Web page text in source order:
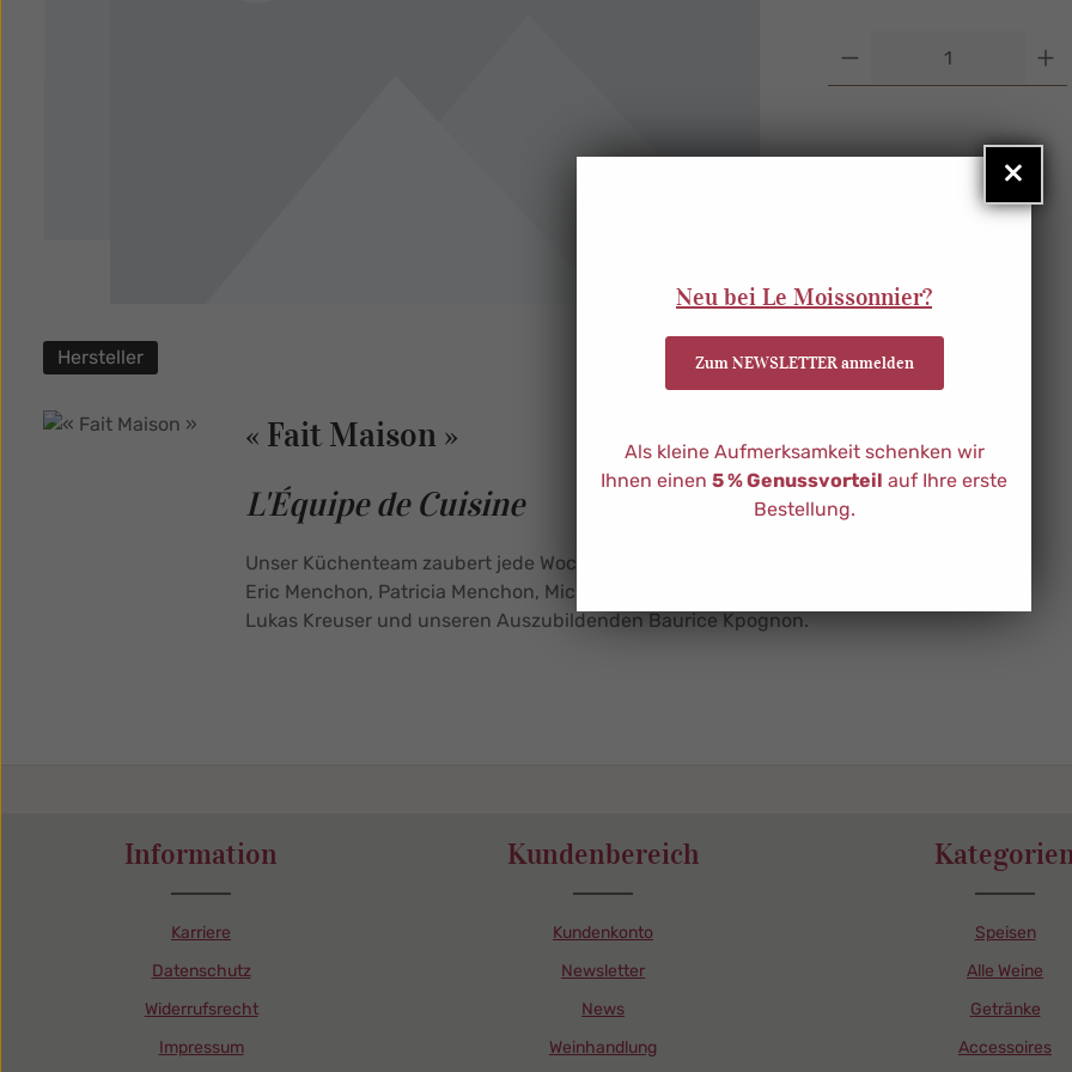
Produkt Anzahl:
Hersteller
« Fait Maison »
L'Équipe de Cuisine
Unser Küchenteam zaubert jede Woche neue Gerichte für Sie zu Hause.
Eric Menchon, Patricia Menchon, Michael Steiner, Olivier Toussaint, Adrian Winkowski,
Lukas Kreuser und unseren Auszubildenden Baurice Kpognon.
Information
Karriere
Datenschutz
Widerrufsrecht
Impressum
Kundenbereich
Kundenkonto
Newsletter
News
Weinhandlung
Speisen
Alle Weine
Getränke
Accessoires
×
Neu bei Le Moissonnier?
Zum NEWSLETTER anmelden
Als kleine Aufmerksamkeit schenken wir
Ihnen einen 5 % Genussvorteil auf Ihre erste
Bestellung.